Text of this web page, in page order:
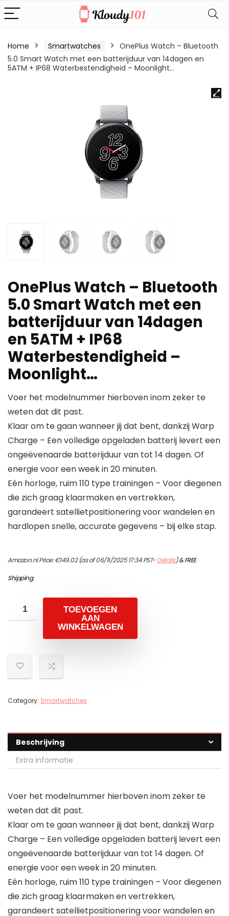
Home Smartwatches
OnePlus Watch – Bluetooth
5.0 Smart Watch met een batterijduur van 14dagen en
5ATM + IP68 Waterbestendigheid – Moonlight…
OnePlus Watch – Bluetooth
5.0 Smart Watch met een
batterijduur van 14dagen
en 5ATM + IP68
Waterbestendigheid –
Moonlight…
Voer het modelnummer hierboven inom zeker te
weten dat dit past.
Klaar om te gaan wanneer jij dat bent, dankzij Warp
Charge – Een volledige opgeladen batterij levert een
ongeëvenaarde batterijduur van tot 14 dagen. Of
energie voor een week in 20 minuten.
Eén horloge, ruim 110 type trainingen – Voor diegenen
die zich graag klaarmaken en vertrekken,
garandeert satellietpositionering voor wandelen en
hardlopen snelle, accurate gegevens – bij elke stap.
Amazon.nl Price:€149.02(as of 06/11/2025 17:34 PST-Details)&FREE
Shipping.
TOEVOEGEN
AAN
WINKELWAGEN
Category: Smartwatches
Beschrijving
Extra informatie
Voer het modelnummer hierboven inom zeker te
weten dat dit past.
Klaar om te gaan wanneer jij dat bent, dankzij Warp
Charge – Een volledige opgeladen batterij levert een
ongeëvenaarde batterijduur van tot 14 dagen. Of
energie voor een week in 20 minuten.
Eén horloge, ruim 110 type trainingen – Voor diegenen
die zich graag klaarmaken en vertrekken,
garandeert satellietpositionering voor wandelen en